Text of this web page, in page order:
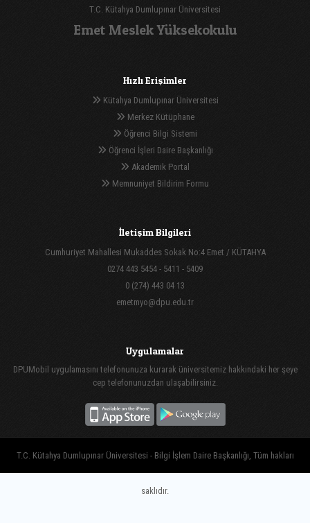
T.C. Kütahya Dumlupınar Üniversitesi
Emet Meslek Yüksekokulu
Hızlı Erişimler
Kütahya Dumlupınar Üniversitesi
Merkez Kütüphane
Öğrenci Bilgi Sistemi
Öğrenci İşleri Daire Başkanlığı
Akademik Portal
Memnuniyet Bildirim Formu
İletişim Bilgileri
Cumhuriyet Mahallesi Mukaddes Sokak No:4 Emet / KÜTAHYA
0274 443 5454 - 5411 - 5409
0 (274) 443 04 13
emetmyo@dpu.edu.tr
Uygulamalar
DPUMobil uygulamasını telefonunuza kurarak üniversitemiz hakkındaki her şeye
cep telefonunuzdan ulaşabilirsiniz.
T.C. Kütahya Dumlupınar Üniversitesi - Bilgi İşlem Daire Başkanlığı, Tüm hakları
saklıdır.